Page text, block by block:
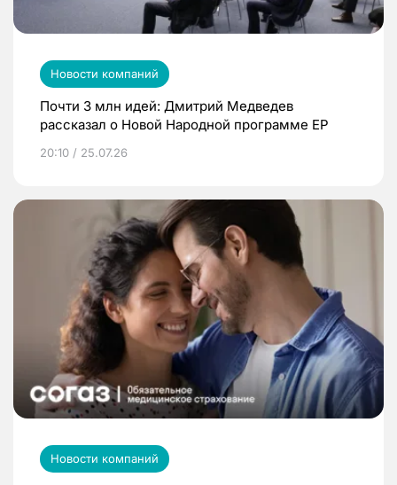
Новости компаний
Почти 3 млн идей: Дмитрий Медведев
рассказал о Новой Народной программе ЕР
20:10 / 25.07.26
Новости компаний